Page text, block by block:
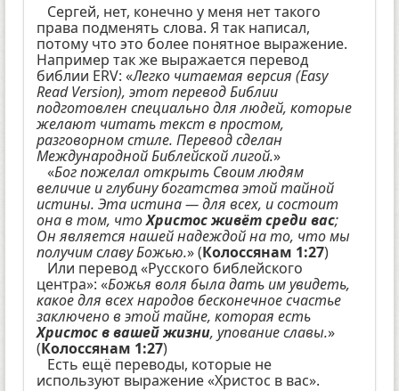
Сергей, нет, конечно у меня нет такого
права подменять слова. Я так написал,
потому что это более понятное выражение.
Например так же выражается перевод
библии ERV: «Легко читаемая версия (Easy
Read Version), этот перевод Библии
подготовлен специально для людей, которые
желают читать текст в простом,
разговорном стиле. Перевод сделан
Международной Библейской лигой.»
«Бог пожелал открыть Своим людям
величие и глубину богатства этой тайной
истины. Эта истина — для всех, и состоит
она в том, чтоХристос живёт среди вас;
Он является нашей надеждой на то, что мы
получим славу Божью.» (Колоссянам 1:27)
Или перевод «Русского библейского
центра»: «Божья воля была дать им увидеть,
какое для всех народов бесконечное счастье
заключено в этой тайне, которая есть
Христос в вашей жизни, упование славы.»
(Колоссянам 1:27)
Есть ещё переводы, которые не
используют выражение «Христос в вас».